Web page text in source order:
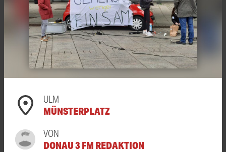
ULM
MÜNSTERPLATZ
VON
DONAU 3 FM REDAKTION